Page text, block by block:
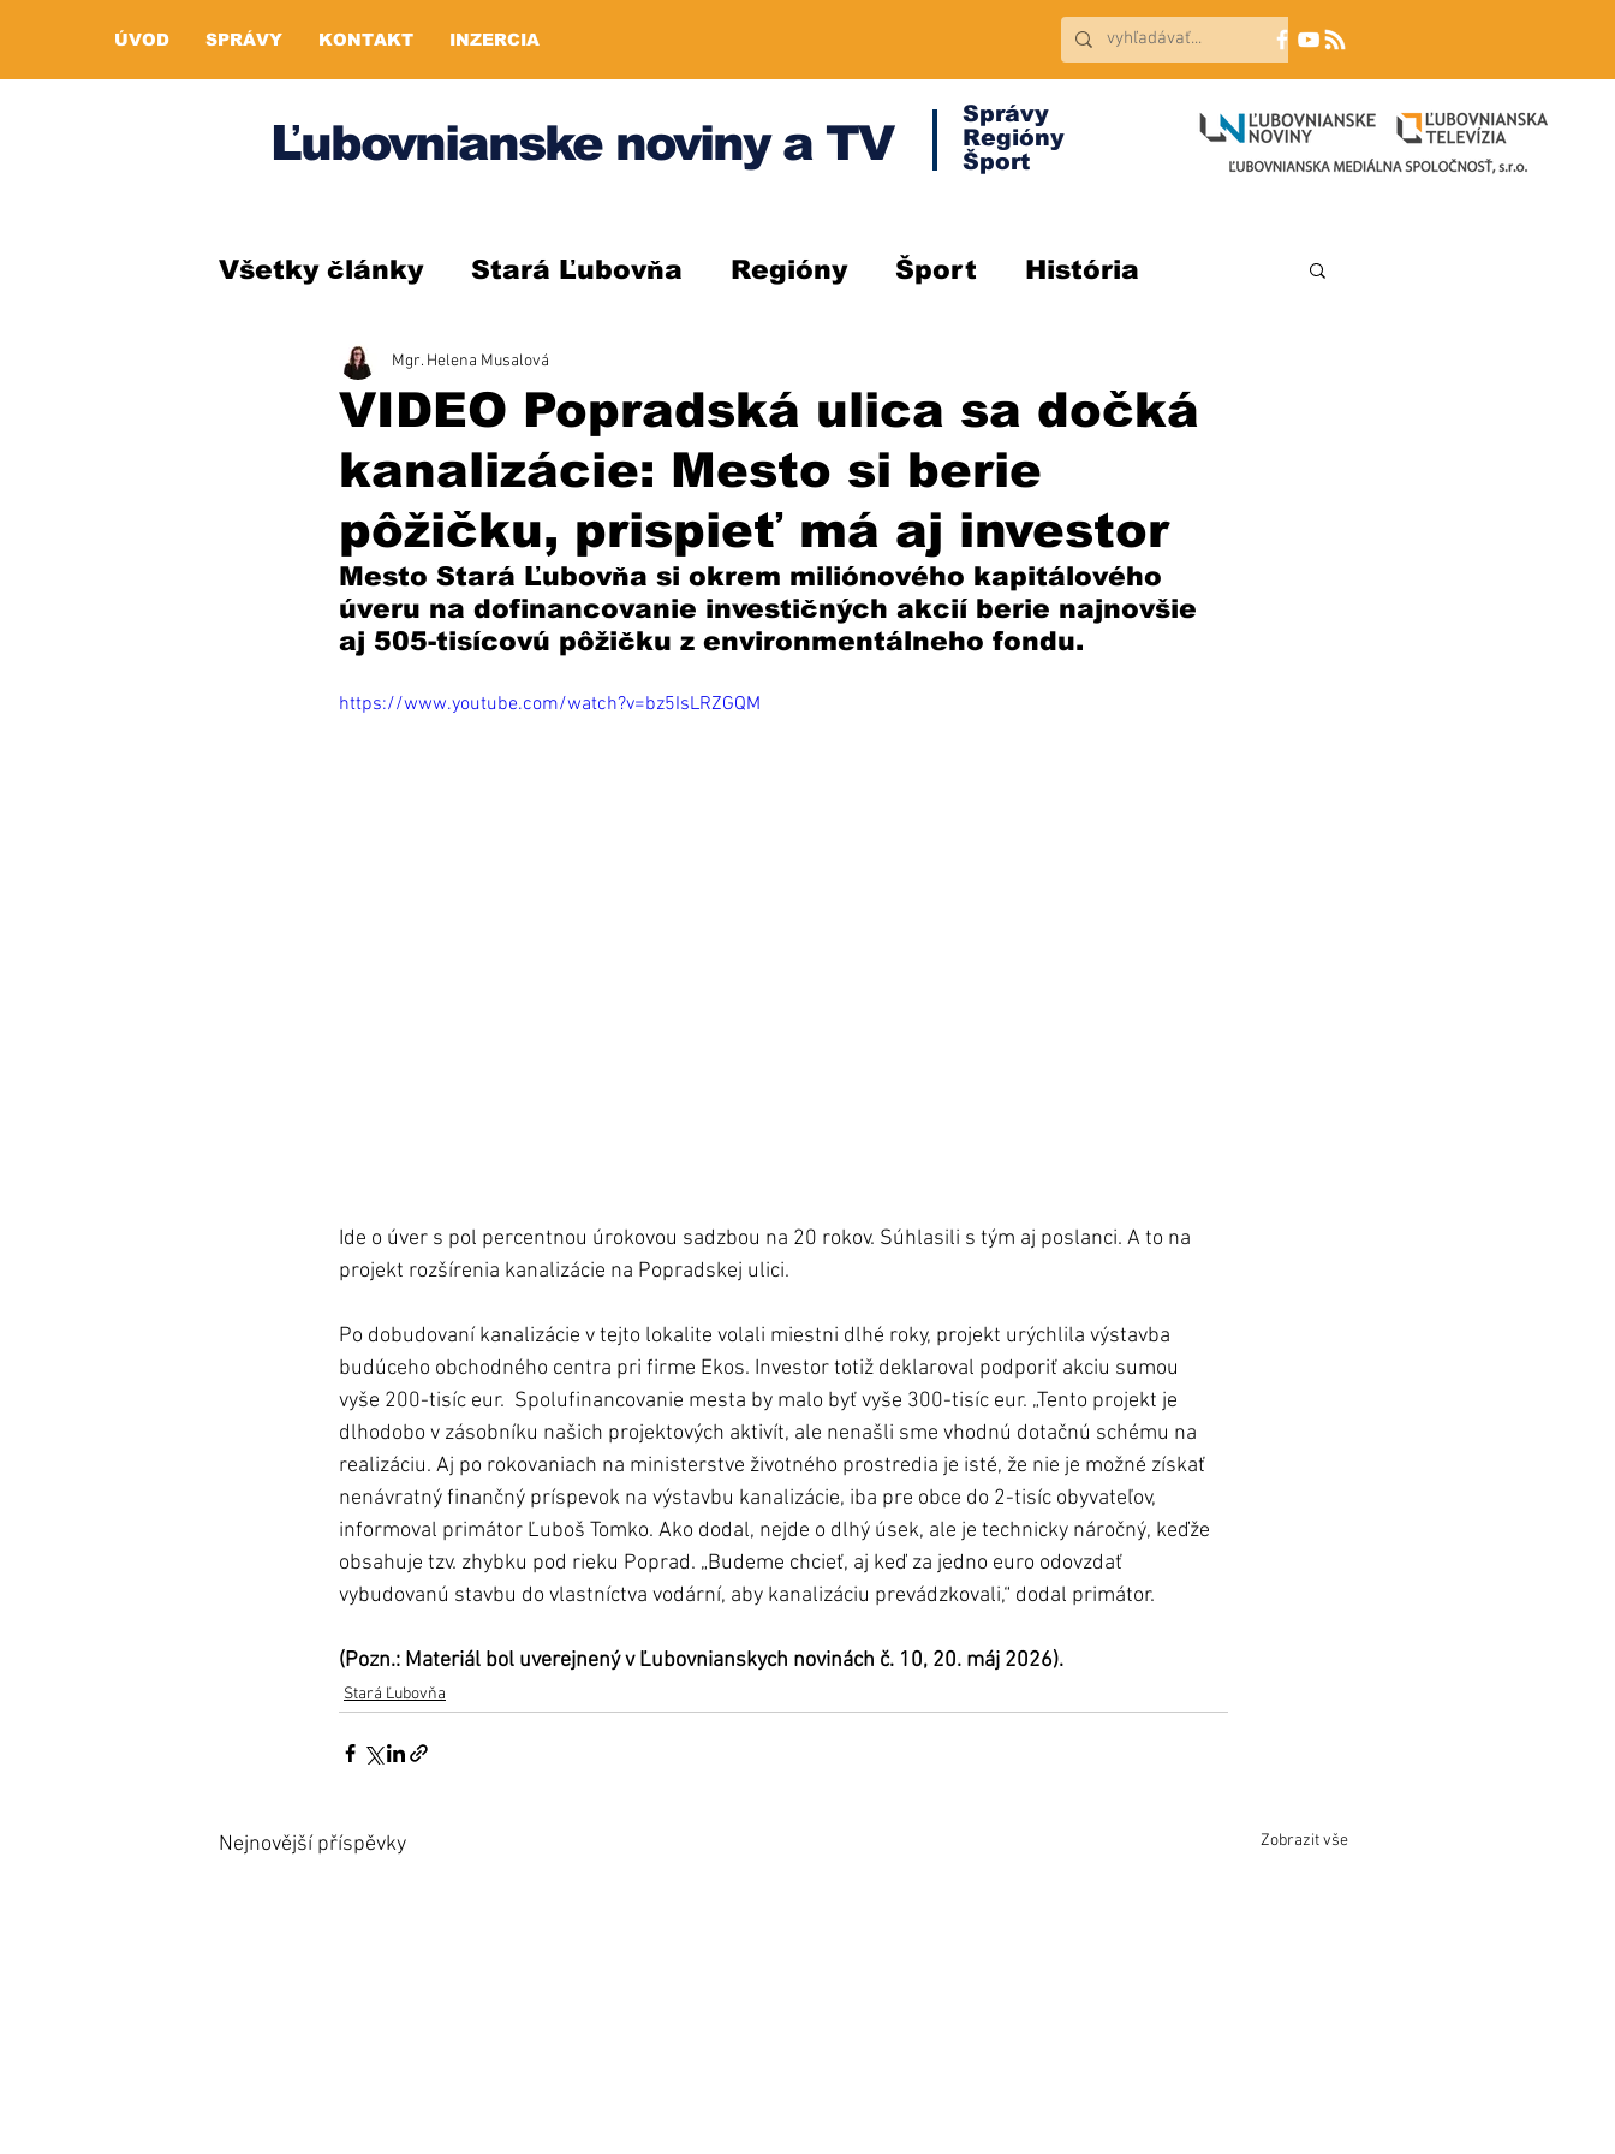
ÚVOD SPRÁVY KONTAKT INZERCIA
Ľubovnianske noviny a TV
Správy
Regióny
Šport
Všetky články Stará Ľubovňa Regióny Šport História
VIDEO Popradská ulica sa dočká
kanalizácie: Mesto si berie
pôžičku, prispieť má aj investor
Mgr. Helena Musalová
Mesto Stará Ľubovňa si okrem miliónového kapitálového
úveru na dofinancovanie investičných akcií berie najnovšie
aj 505-tisícovú pôžičku z environmentálneho fondu.
https://www.youtube.com/watch?v=bz5IsLRZGQM
Ide o úver s pol percentnou úrokovou sadzbou na 20 rokov. Súhlasili s tým aj poslanci. A to na
projekt rozšírenia kanalizácie na Popradskej ulici.
Po dobudovaní kanalizácie v tejto lokalite volali miestni dlhé roky, projekt urýchlila výstavba
budúceho obchodného centra pri firme Ekos. Investor totiž deklaroval podporiť akciu sumou
vyše 200-tisíc eur.  Spolufinancovanie mesta by malo byť vyše 300-tisíc eur. „Tento projekt je
dlhodobo v zásobníku našich projektových aktivít, ale nenašli sme vhodnú dotačnú schému na
realizáciu. Aj po rokovaniach na ministerstve životného prostredia je isté, že nie je možné získať
nenávratný finančný príspevok na výstavbu kanalizácie, iba pre obce do 2-tisíc obyvateľov,
informoval primátor Ľuboš Tomko. Ako dodal, nejde o dlhý úsek, ale je technicky náročný, keďže
obsahuje tzv. zhybku pod rieku Poprad. „Budeme chcieť, aj keď za jedno euro odovzdať
vybudovanú stavbu do vlastníctva vodární, aby kanalizáciu prevádzkovali,“ dodal primátor.
(Pozn.: Materiál bol uverejnený v Ľubovnianskych novinách č. 10, 20. máj 2026).
Stará Ľubovňa
Nejnovější příspěvky Zobrazit vše